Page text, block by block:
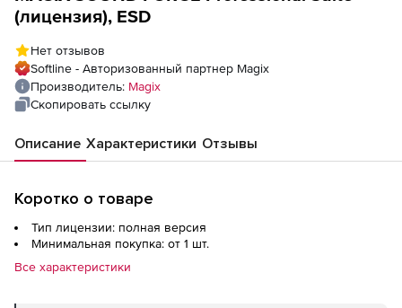
(лицензия), ESD
Нет отзывов
Softline - Авторизованный партнер Magix
Производитель: Magix
Скопировать ссылку
Описание Характеристики Отзывы
Коротко о товаре
Тип лицензии: полная версия
Минимальная покупка: от 1 шт.
Все характеристики